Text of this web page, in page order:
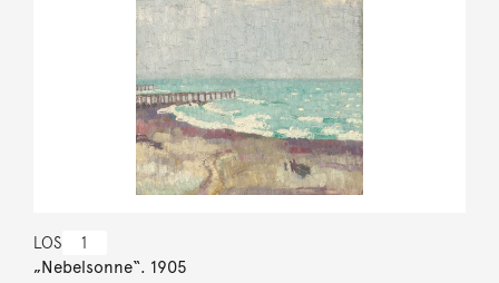
LOS 1
„Nebelsonne“. 1905